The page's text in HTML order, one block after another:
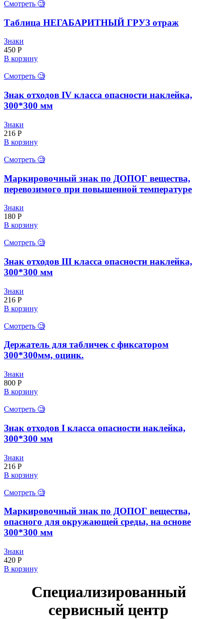
Смотреть 🧐
Таблица НЕГАБАРИТНЫЙ ГРУЗ отраж
Знаки
450 Р
В корзину
Смотреть 🧐
Знак отходов IV класса опасности наклейка,
300*300 мм
Знаки
216 Р
В корзину
Смотреть 🧐
Маркировочный знак по ДОПОГ вещества,
перевозимого при повышенной температуре
Знаки
180 Р
В корзину
Смотреть 🧐
Знак отходов III класса опасности наклейка,
300*300 мм
Знаки
216 Р
В корзину
Смотреть 🧐
Держатель для табличек с фиксатором
300*300мм, оцинк.
Знаки
800 Р
В корзину
Смотреть 🧐
Знак отходов I класса опасности наклейка,
300*300 мм
Знаки
216 Р
В корзину
Смотреть 🧐
Маркировочный знак по ДОПОГ вещества,
опасного для окружающей среды, на основе
300*300 мм
Знаки
420 Р
В корзину
Специализированный
сервисный центр